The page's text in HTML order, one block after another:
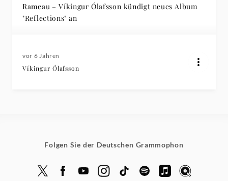
Deutsche
Rameau – Víkingur Ólafsson kündigt neues Album
"Reflections" an
vor 6 Jahren
Víkingur Ólafsson
Folgen Sie der Deutschen Grammophon